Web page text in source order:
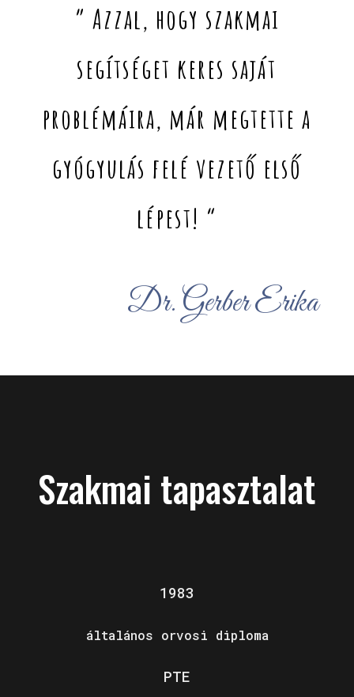
” Azzal, hogy szakmai
segítséget keres saját
problémáira, már megtette a
gyógyulás felé vezető első
lépest! “
Dr. Gerber Erika
Szakmai tapasztalat
1983
általános orvosi diploma
PTE